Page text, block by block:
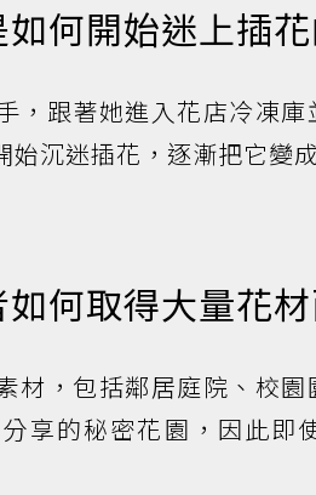
何開始迷上插花
，跟著她進入花店冷凍
沉迷插花，逐漸把它變
何取得大量花
材，包括鄰居庭院、校
享的秘密花園，因此即